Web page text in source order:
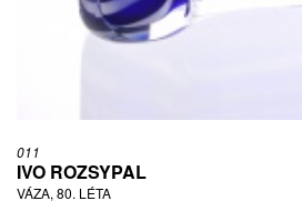
011
IVO ROZSYPAL
VÁZA, 80. LÉTA